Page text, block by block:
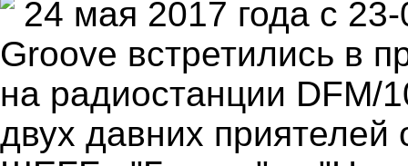
24 мая 2017 года с
Groove встретились в
на радиостанции DFM/
двух давних